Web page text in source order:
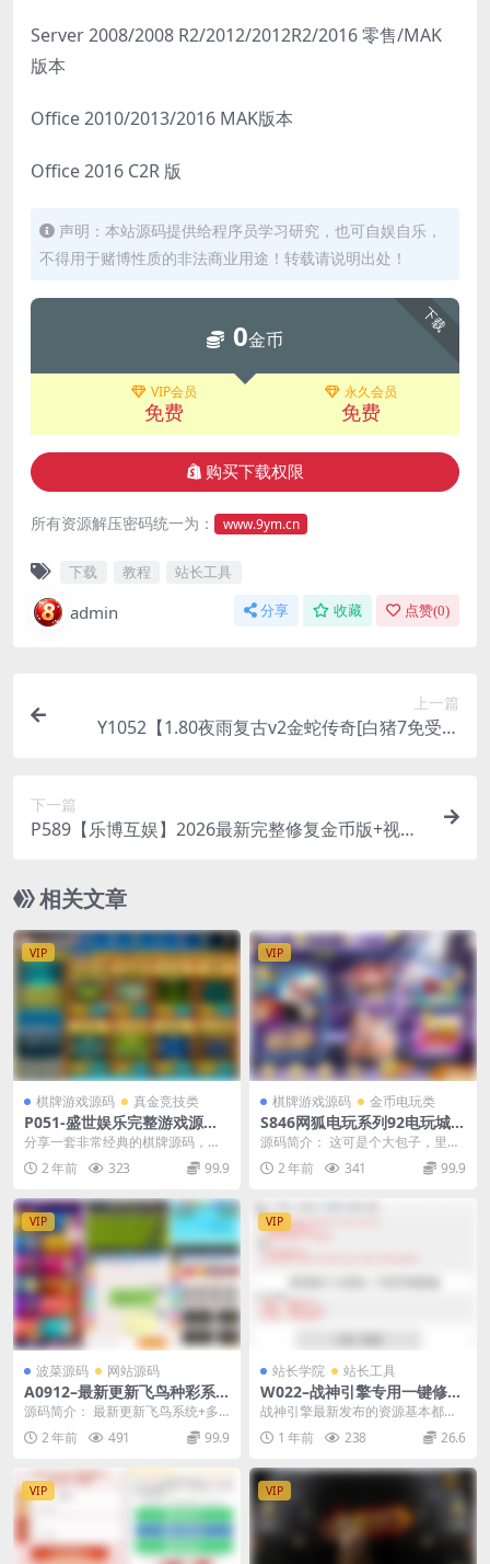
Server 2008/2008 R2/2012/2012R2/2016 零售/MAK
版本
Office 2010/2013/2016 MAK版本
Office 2016 C2R 版
声明：本站源码提供给程序员学习研究，也可自娱自乐，
不得用于赌博性质的非法商业用途！转载请说明出处！
下载
0金币
VIP会员
免费
永久会员
免费
购买下载权限
所有资源解压密码统一为： www.9ym.cn
下载 教程 站长工具
admin 分享 收藏 点赞(0)
上一篇
Y1052【1.80夜雨复古v2金蛇传奇[白猪7免受权
下一篇
P589【乐博互娱】2026最新完整修复金币版+视频
相关文章
VIP
棋牌游戏源码 真金竞技类
P051-盛世娱乐完整游戏源码/
包含文档/全套架设教程/网站/
源代码等
分享一套非常经典的棋牌源码，盛
世棋牌完整的源码码（包括文件、
完整的架设教程视频、...
2 年前 323 99.9
VIP
棋牌游戏源码 金币电玩类
S846网狐电玩系列92电玩城棋
牌组件双端带解密工具
源码简介： 这可是个大包子，里面
共七套棋牌源码，打包后还有16
G。外加java环...
2 年前 341 99.9
VIP
波菜源码 网站源码
A0912–最新更新飞鸟种彩系
统/多彩种+完美版+不可多开
房间+控制完美
源码简介： 最新更新飞鸟系统+多
菜种+完美版+不可多开房间+控制
完美 采用PHP...
2 年前 491 99.9
VIP
站长学院 站长工具
W022–战神引擎专用一键修改
工具+套件版搭建辅助使用教
程
战神引擎最新发布的资源基本都是
套件版，但还是不少童靴反馈不会
搭建，这里简单整理一...
1 年前 238 26.6
VIP VIP